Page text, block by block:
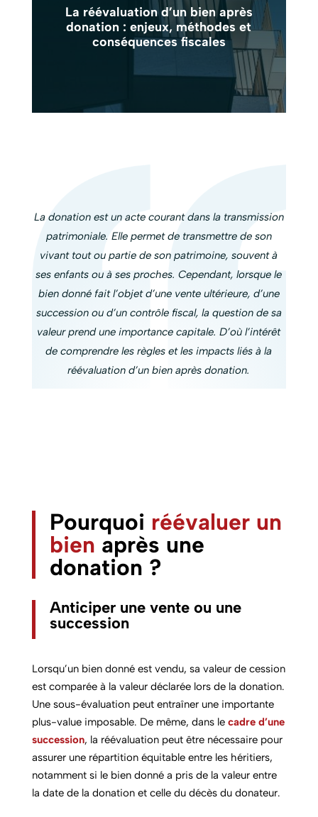
La réévaluation d’un bien après
donation : enjeux, méthodes et
conséquences fiscales
La donation est un acte courant dans la transmission
patrimoniale. Elle permet de transmettre de son
vivant tout ou partie de son patrimoine, souvent à
ses enfants ou à ses proches. Cependant, lorsque le
bien donné fait l’objet d’une vente ultérieure, d’une
succession ou d’un contrôle fiscal, la question de sa
valeur prend une importance capitale. D’où l’intérêt
de comprendre les règles et les impacts liés à la
réévaluation d’un bien après donation.
Pourquoi réévaluer un
bien après une
donation ?
Anticiper une vente ou une
succession
Lorsqu’un bien donné est vendu, sa valeur de cession
est comparée à la valeur déclarée lors de la donation.
Une sous-évaluation peut entraîner une importante
plus-value imposable. De même, dans le cadre d’une
succession, la réévaluation peut être nécessaire pour
assurer une répartition équitable entre les héritiers,
notamment si le bien donné a pris de la valeur entre
la date de la donation et celle du décès du donateur.